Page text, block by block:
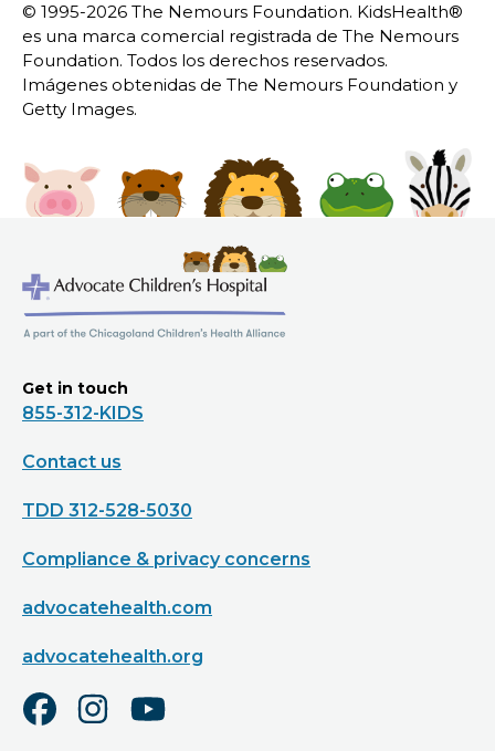
© 1995-2026 The Nemours Foundation. KidsHealth®
es una marca comercial registrada de The Nemours
Foundation. Todos los derechos reservados.
Imágenes obtenidas de The Nemours Foundation y
Getty Images.
Get in touch
855-312-KIDS
Contact us
TDD 312-528-5030
Compliance & privacy concerns
advocatehealth.com
advocatehealth.org